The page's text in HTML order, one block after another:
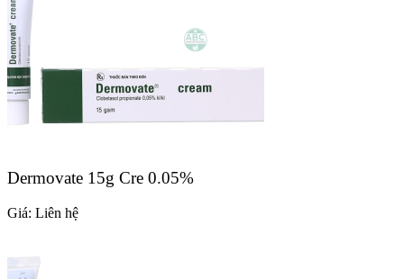
Dermovate 15g Cre 0.05%
Giá: Liên hệ